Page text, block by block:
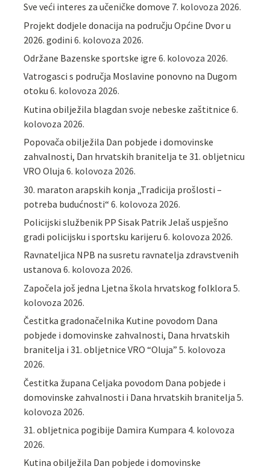
Sve veći interes za učeničke domove 7. kolovoza 2026.
Projekt dodjele donacija na području Općine Dvor u
2026. godini 6. kolovoza 2026.
Održane Bazenske sportske igre 6. kolovoza 2026.
Vatrogasci s područja Moslavine ponovno na Dugom
otoku 6. kolovoza 2026.
Kutina obilježila blagdan svoje nebeske zaštitnice 6.
kolovoza 2026.
Popovača obilježila Dan pobjede i domovinske
zahvalnosti, Dan hrvatskih branitelja te 31. obljetnicu
VRO Oluja 6. kolovoza 2026.
30. maraton arapskih konja „Tradicija prošlosti –
potreba budućnosti“ 6. kolovoza 2026.
Policijski službenik PP Sisak Patrik Jelaš uspješno
gradi policijsku i sportsku karijeru 6. kolovoza 2026.
Ravnateljica NPB na susretu ravnatelja zdravstvenih
ustanova 6. kolovoza 2026.
Započela još jedna Ljetna škola hrvatskog folklora 5.
kolovoza 2026.
Čestitka gradonačelnika Kutine povodom Dana
pobjede i domovinske zahvalnosti, Dana hrvatskih
branitelja i 31. obljetnice VRO “Oluja” 5. kolovoza
2026.
Čestitka župana Celjaka povodom Dana pobjede i
domovinske zahvalnosti i Dana hrvatskih branitelja 5.
kolovoza 2026.
31. obljetnica pogibije Damira Kumpara 4. kolovoza
2026.
Kutina obilježila Dan pobjede i domovinske